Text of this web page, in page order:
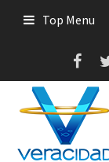
Top Menu